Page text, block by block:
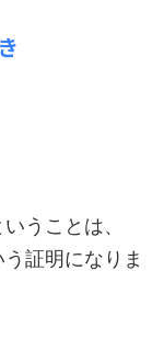
うことは、
証明になりま